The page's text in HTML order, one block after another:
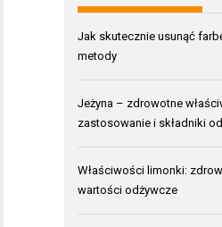
Jak skutecznie usunąć
metody
Jeżyna – zdrowotne
zastosowanie i składniki
Właściwości limonki:
wartości odżywcze